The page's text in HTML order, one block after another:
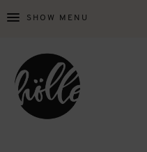
SHOW MENU